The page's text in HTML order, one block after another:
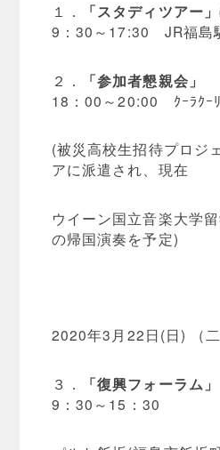
１． 「スタディツアー
9：30～17:30 JR福島
２． 「参加者懇親会」
18：00～20:00 ｸｰﾗｸｰ
(被災高校生招待プロジ
アに派遣され、現在
ウイーン国立音楽大学
の帰国演奏を予定)
2020年3月22日(日) （二
３． 「復興フォーラム」
9：30～15：30